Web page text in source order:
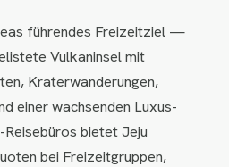
führendes Freizeitziel —
Vulkaninsel mit
Kraterwanderungen,
einer wachsenden Luxus-
Reisebüros bietet Jeju
bei Freizeitgruppen,